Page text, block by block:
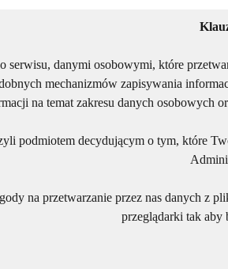
serwisu, danymi osobowymi, które
mechanizmów zapisywania
na temat zakresu danych osobowych
podmiotem decydującym o tym, które
na przetwarzanie przez nas danych z
przeglądarki tak aby